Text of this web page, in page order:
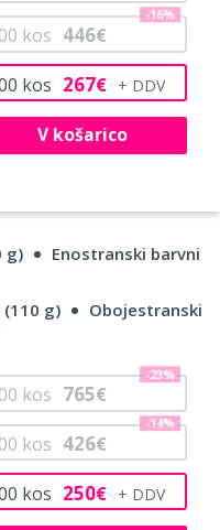
kos 267€
kos 446€
-16%
V košarico
g)
Enostranski barvni
g)
Obojestranski
kos 250€
kos 426€
-14%
kos 765€
-23%